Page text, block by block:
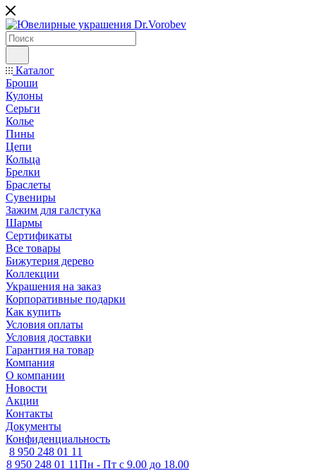
Каталог
Броши
Кулоны
Серьги
Колье
Пины
Цепи
Кольца
Брелки
Браслеты
Сувениры
Зажим для галстука
Шармы
Сертификаты
Все товары
Бижутерия дерево
Коллекции
Украшения на заказ
Корпоративные подарки
Как купить
Условия оплаты
Условия доставки
Гарантия на товар
Компания
О компании
Новости
Акции
Контакты
Документы
Конфиденциальность
8 950 248 01 11
8 950 248 01 11Пн - Пт с 9.00 до 18.00